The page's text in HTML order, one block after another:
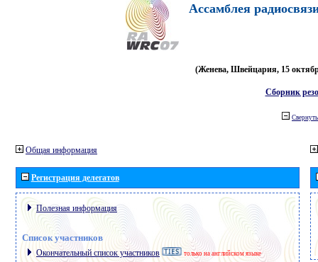
Ассамблея
(Женева, Швейцария, 15
Сборник
Свернуть
Общая информация
Регистрация делегатов
Полезная информация
Список участников
Окончательный список участников только на английском языке